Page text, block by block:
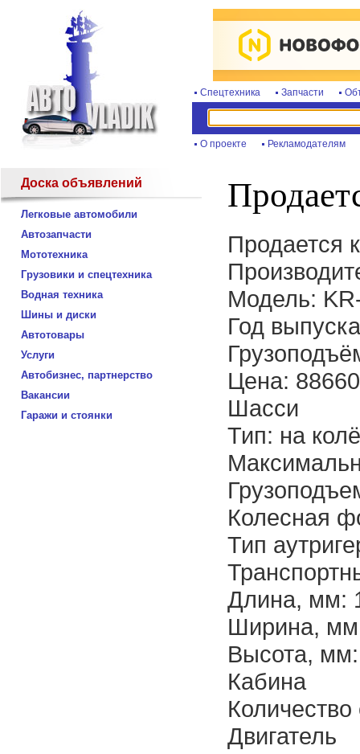
Спецтехника Запчасти
О проекте Рекламодателям
Доска объявлений
Легковые автомобили
Автозапчасти
Мототехника
Грузовики и спецтехника
Водная техника
Шины и диски
Автотовары
Услуги
Автобизнес, партнерство
Вакансии
Гаражи и стоянки
Продается
Модель:
Год
Цена:
Шасси
Тип: на
Колесная
Тип
Длина, мм:
Ширина,
Высота,
Кабина
Двигатель